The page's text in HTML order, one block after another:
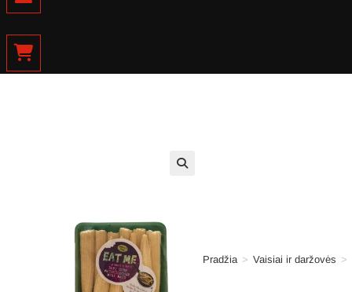
Pradžia > Vaisiai ir daržovės >